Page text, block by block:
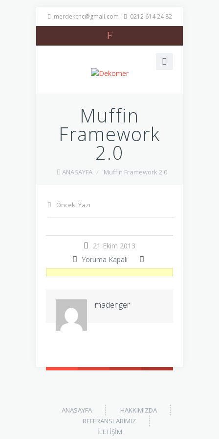
merdekcnc@gmail.com 0212 614 24 82
F
Muffin
Framework
2.0
ANASAYFA / Muffin Framework 2.0
Önceki Yazı
21 Ekim 2013
Yoruma Kapalı
madenger
ANASAYFA
HAKKIMIZDA
REFERANSLARIMIZ
İLETIŞIM